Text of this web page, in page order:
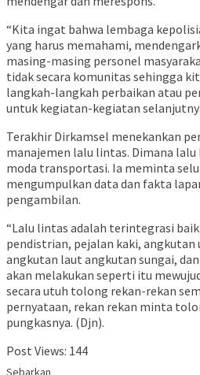
“Kita ingat bahwa lembaga
yang harus memahami,
masing-masing personel
tidak secara komunitas sehingga
langkah-langkah perbaikan atau
untuk kegiatan-kegiatan
Terakhir Dirkamsel menekankan
manajemen lalu lintas. Dimana
moda transportasi. Ia meminta
mengumpulkan data dan fakta
pengambilan.
“Lalu lintas adalah terintegrasi
pendistrian, pejalan kaki, angkutan
angkutan laut angkutan sungai,
akan melakukan seperti itu
secara utuh tolong rekan-rekan
pernyataan, rekan rekan minta
pungkasnya. (Djn).
Post Views: 144
Sebarkan